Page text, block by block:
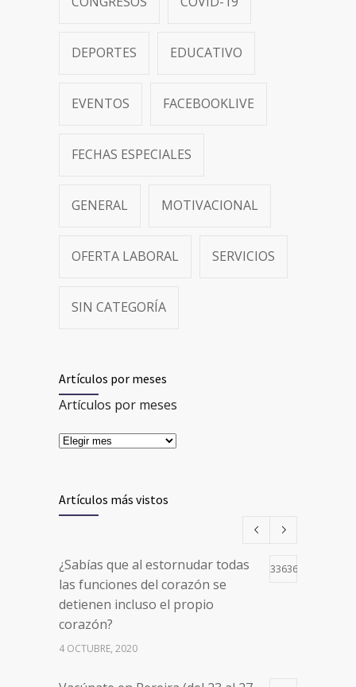
DEPORTES EDUCATIVO
EVENTOS FACEBOOKLIVE
FECHAS ESPECIALES
GENERAL MOTIVACIONAL
OFERTA LABORAL SERVICIOS
SIN CATEGORÍA
Artículos por meses
Artículos por meses
Artículos más vistos
¿Sabías que al estornudar todas
las funciones del corazón se
detienen incluso el propio
corazón?
33636
4 OCTUBRE, 2020